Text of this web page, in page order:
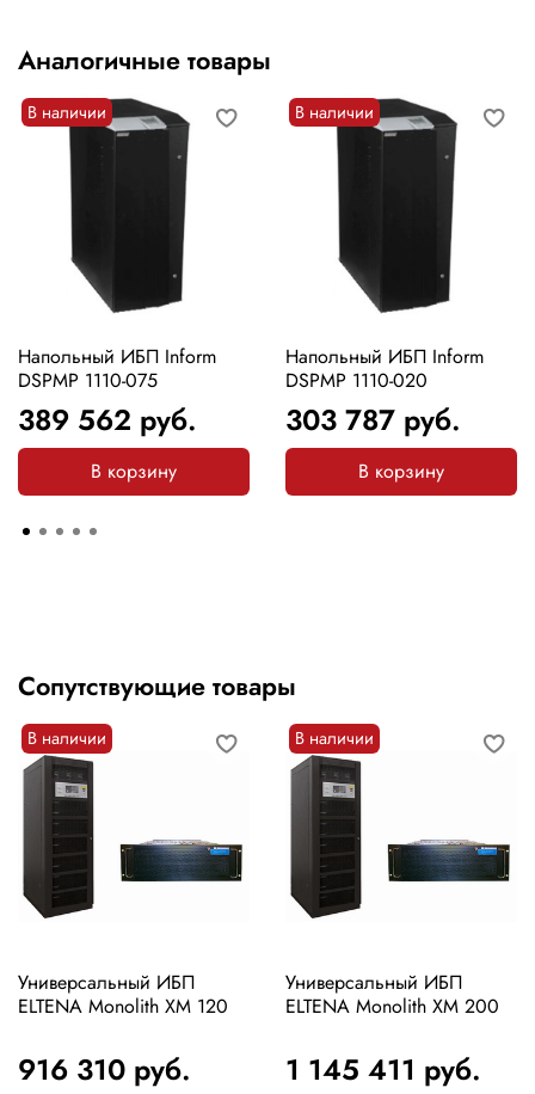
Аналогичные товары
В наличии
Напольный ИБП Inform
DSPMP 1110-075
389 562 руб.
В корзину
В наличии
Напольный ИБП Inform
DSPMP 1110-020
303 787 руб.
В корзину
Сопутствующие товары
В наличии
Универсальный ИБП
ELTENA Monolith XM 120
916 310 руб.
В наличии
Универсальный ИБП
ELTENA Monolith XM 200
1 145 411 руб.